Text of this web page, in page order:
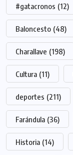
#gatacronos (12)
Baloncesto (48)
Charallave (198)
Cultura (11)
deportes (211)
Farándula (36)
Historia (14)